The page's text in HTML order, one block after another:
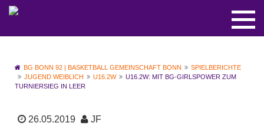
BG BONN 92 | BASKETBALL GEMEINSCHAFT BONN
SPIELBERICHTE
JUGEND WEIBLICH
U16.2W
U16.2W: MIT BG-GIRLSPOWER ZUM
TURNIERSIEG IN LEER
26.05.2019 JF